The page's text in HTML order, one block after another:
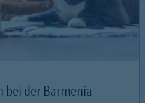
bei der Barmenia